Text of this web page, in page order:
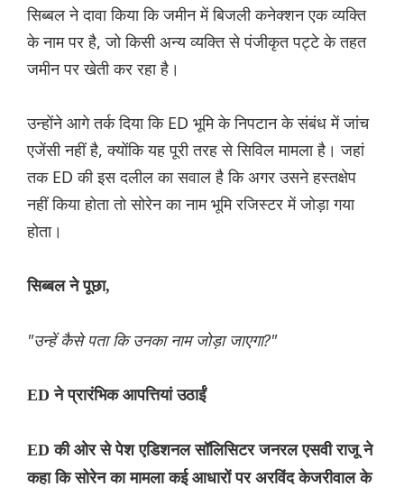
सिब्बल ने दावा किया कि जमीन में बिजली कनेक्शन एक व्यक्ति
के नाम पर है, जो किसी अन्य व्यक्ति से पंजीकृत पट्टे के तहत
जमीन पर खेती कर रहा है।
उन्होंने आगे तर्क दिया कि ED भूमि के निपटान के संबंध में जांच
एजेंसी नहीं है, क्योंकि यह पूरी तरह से सिविल मामला है। जहां
तक ED की इस दलील का सवाल है कि अगर उसने हस्तक्षेप
नहीं किया होता तो सोरेन का नाम भूमि रजिस्टर में जोड़ा गया
होता।
सिब्बल ने पूछा,
"उन्हें कैसे पता कि उनका नाम जोड़ा जाएगा?"
ED ने प्रारंभिक आपत्तियां उठाईं
ED की ओर से पेश एडिशनल सॉलिसिटर जनरल एसवी राजू ने
कहा कि सोरेन का मामला कई आधारों पर अरविंद केजरीवाल के